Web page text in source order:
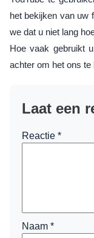
het bekijken van uw
we dat u niet lang
Hoe vaak gebruikt
achter om het ons te
Laat een
Reactie *
Naam *